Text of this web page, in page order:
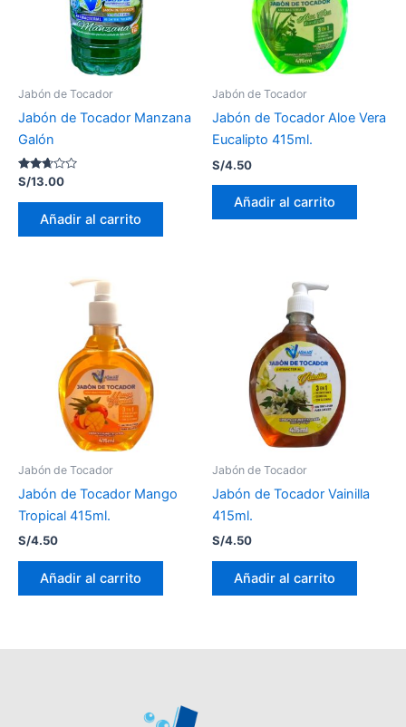
Jabón de Tocador
Jabón de Tocador Manzana
Galón
Valorado
con
2.56
S/13.00
Añadir al carrito
Jabón de Tocador
Jabón de Tocador Aloe Vera
Eucalipto 415ml.
S/4.50
Añadir al carrito
Jabón de Tocador
Jabón de Tocador Mango
Tropical 415ml.
S/4.50
Añadir al carrito
Jabón de Tocador
Jabón de Tocador Vainilla
415ml.
S/4.50
Añadir al carrito